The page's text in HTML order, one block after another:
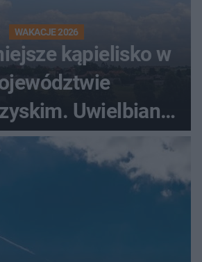
WAKACJE 2026
kąpielisko w
Uwielbiany
i turystów